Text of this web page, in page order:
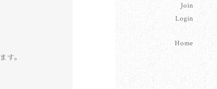
Join
Login
Home
す。